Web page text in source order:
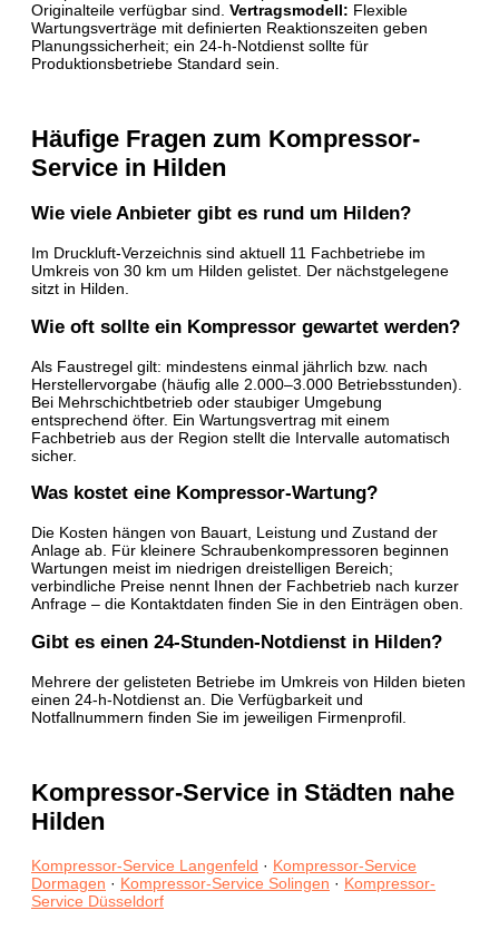
Originalteile verfügbar sind. Vertragsmodell: Flexible
Wartungsverträge mit definierten Reaktionszeiten geben
Planungssicherheit; ein 24-h-Notdienst sollte für
Produktionsbetriebe Standard sein.
Häufige Fragen zum Kompressor-
Service in Hilden
Wie viele Anbieter gibt es rund um Hilden?
Im Druckluft-Verzeichnis sind aktuell 11 Fachbetriebe im
Umkreis von 30 km um Hilden gelistet. Der nächstgelegene
sitzt in Hilden.
Wie oft sollte ein Kompressor gewartet werden?
Als Faustregel gilt: mindestens einmal jährlich bzw. nach
Herstellervorgabe (häufig alle 2.000–3.000 Betriebsstunden).
Bei Mehrschichtbetrieb oder staubiger Umgebung
entsprechend öfter. Ein Wartungsvertrag mit einem
Fachbetrieb aus der Region stellt die Intervalle automatisch
sicher.
Was kostet eine Kompressor-Wartung?
Die Kosten hängen von Bauart, Leistung und Zustand der
Anlage ab. Für kleinere Schraubenkompressoren beginnen
Wartungen meist im niedrigen dreistelligen Bereich;
verbindliche Preise nennt Ihnen der Fachbetrieb nach kurzer
Anfrage – die Kontaktdaten finden Sie in den Einträgen oben.
Gibt es einen 24-Stunden-Notdienst in Hilden?
Mehrere der gelisteten Betriebe im Umkreis von Hilden bieten
einen 24-h-Notdienst an. Die Verfügbarkeit und
Notfallnummern finden Sie im jeweiligen Firmenprofil.
Kompressor-Service in Städten nahe
Hilden
Kompressor-Service Langenfeld · Kompressor-Service
Dormagen · Kompressor-Service Solingen · Kompressor-
Service Düsseldorf